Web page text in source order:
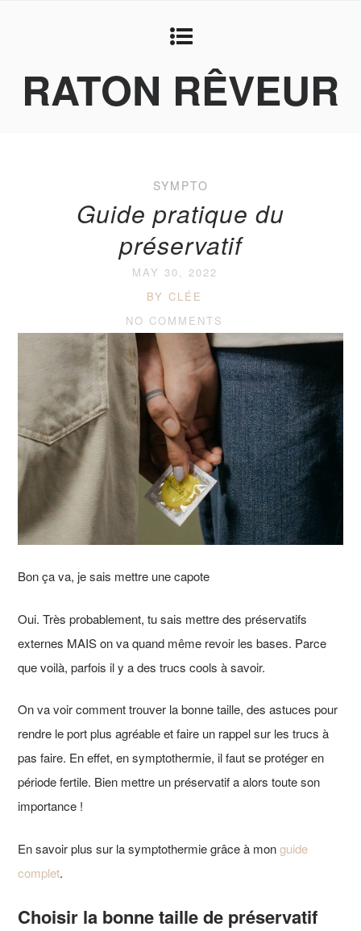
RATON RÊVEUR
SYMPTO
Guide pratique du
préservatif
MAY 30, 2022
BY CLÉE
NO COMMENTS
Bon ça va, je sais mettre une capote
Oui. Très probablement, tu sais mettre des préservatifs
externes MAIS on va quand même revoir les bases. Parce
que voilà, parfois il y a des trucs cools à savoir.
On va voir comment trouver la bonne taille, des astuces pour
rendre le port plus agréable et faire un rappel sur les trucs à
pas faire. En effet, en symptothermie, il faut se protéger en
période fertile. Bien mettre un préservatif a alors toute son
importance !
En savoir plus sur la symptothermie grâce à monguide
complet.
Choisir la bonne taille de préservatif